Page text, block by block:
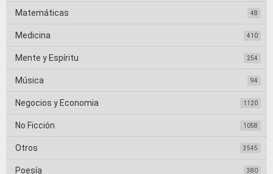
Matemáticas 48
Medicina 410
Mente y Espíritu 254
Música 94
Negocios y Economia 1120
No Ficción 1058
Otros 3545
Poesía 380